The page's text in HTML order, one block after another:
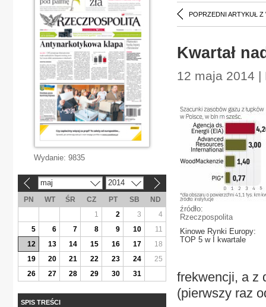
POPRZEDNI ARTYKUŁ Z
Kwartał
12 maja 2014
źródło:
Rzeczpospolita
Kinowe Rynki Europy:
TOP 5 w I kwartale
frekwencji, a z
(pierwszy raz
Wydanie: 9835
maj 2014
PN WT ŚR CZ PT SB
ND
1
2 3
4
5
6 7 8 9 10
11
12
13 14 15 16 17
18
19
20 21 22 23 24
25
26
27 28 29 30 31
SPIS TREŚCI